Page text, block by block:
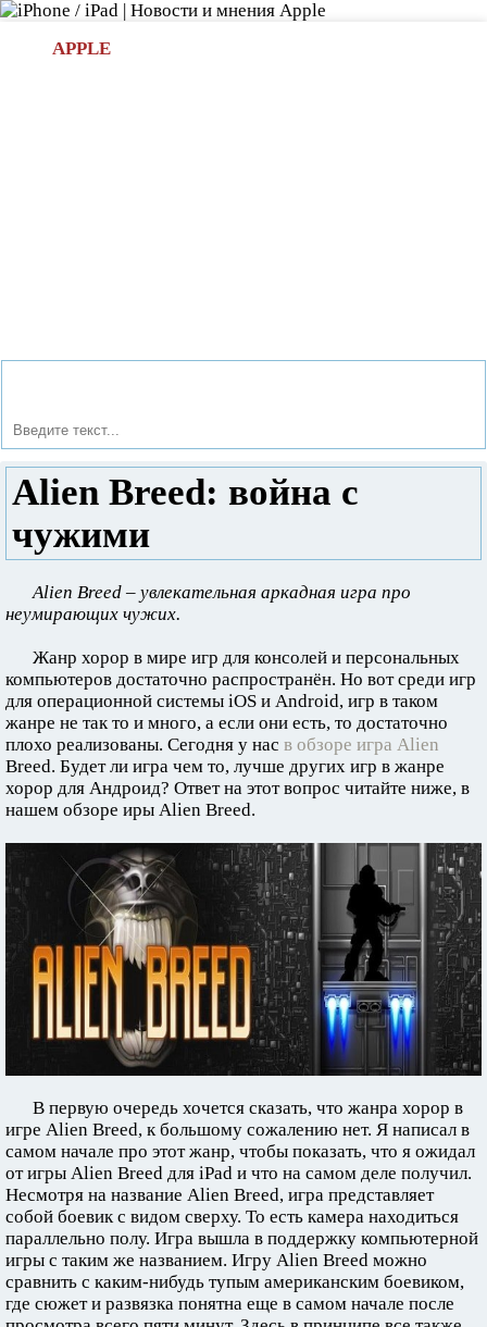
APPLE
Alien Breed: война с
чужими
Alien Breed – увлекательная аркадная игра про
неумирающих чужих.
Жанр хорор в мире игр для консолей и персональных
компьютеров достаточно распространён. Но вот среди игр
для операционной системы iOS и Android, игр в таком
жанре не так то и много, а если они есть, то достаточно
плохо реализованы. Сегодня у нас в обзоре игра Alien
Breed. Будет ли игра чем то, лучше других игр в жанре
хорор для Андроид? Ответ на этот вопрос читайте ниже, в
нашем обзоре иры Alien Breed.
В первую очередь хочется сказать, что жанра хорор в
игре Alien Breed, к большому сожалению нет. Я написал в
самом начале про этот жанр, чтобы показать, что я ожидал
от игры Alien Breed для iPad и что на самом деле получил.
Несмотря на название Alien Breed, игра представляет
собой боевик с видом сверху. То есть камера находиться
параллельно полу. Игра вышла в поддержку компьютерной
игры с таким же названием. Игру Alien Breed можно
сравнить с каким-нибудь тупым американским боевиком,
где сюжет и развязка понятна еще в самом начале после